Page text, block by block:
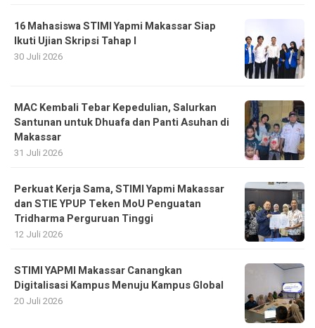
16 Mahasiswa STIMI Yapmi Makassar Siap
Ikuti Ujian Skripsi Tahap I
30 Juli 2026
MAC Kembali Tebar Kepedulian, Salurkan
Santunan untuk Dhuafa dan Panti Asuhan di
Makassar
31 Juli 2026
Perkuat Kerja Sama, STIMI Yapmi Makassar
dan STIE YPUP Teken MoU Penguatan
Tridharma Perguruan Tinggi
12 Juli 2026
STIMI YAPMI Makassar Canangkan
Digitalisasi Kampus Menuju Kampus Global
20 Juli 2026